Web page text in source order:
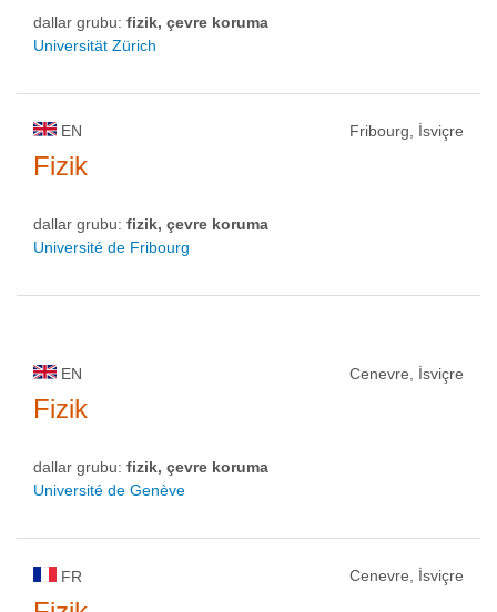
dallar grubu: fizik, çevre koruma
Universität Zürich
EN Fribourg, İsviçre
Fizik
dallar grubu: fizik, çevre koruma
Université de Fribourg
EN Cenevre, İsviçre
Fizik
dallar grubu: fizik, çevre koruma
Université de Genève
FR Cenevre, İsviçre